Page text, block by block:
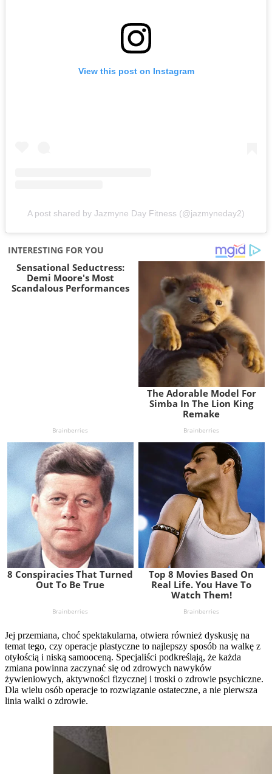
View this post on Instagram
A post shared by Jazmyne Day Fitness (@jazmyneday2)
Jej przemiana, choć spektakularna, otwiera również dyskusję na
temat tego, czy operacje plastyczne to najlepszy sposób na walkę z
otyłością i niską samooceną. Specjaliści podkreślają, że każda
zmiana powinna zaczynać się od zdrowych nawyków
żywieniowych, aktywności fizycznej i troski o zdrowie psychiczne.
Dla wielu osób operacje to rozwiązanie ostateczne, a nie pierwsza
linia walki o zdrowie.